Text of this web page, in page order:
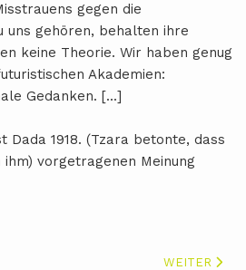
gegen die
uns gehören, behalten ihre
keine Theorie. Wir haben genug
Akademien:
Gedanken. [...]
Dada 1918. (Tzara betonte, dass
vorgetragenen Meinung
NÄCHSTER
WEITER